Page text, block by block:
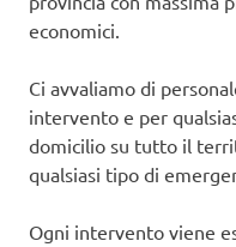
economici.
Ci avvaliamo di
intervento e per
domicilio su tutto il
qualsiasi tipo di
Ogni intervento viene